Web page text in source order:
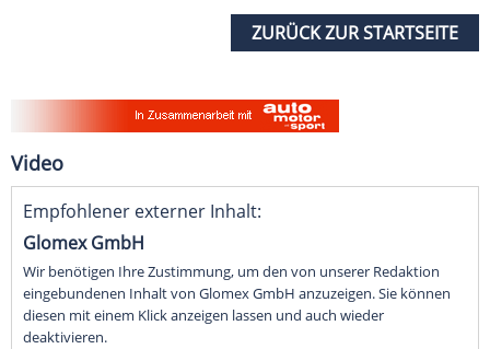
ZURÜCK ZUR STARTSEITE
Video
Empfohlener externer Inhalt:
Glomex GmbH
Wir benötigen Ihre Zustimmung, um den von unserer Redaktion
eingebundenen Inhalt von Glomex GmbH anzuzeigen. Sie können
diesen mit einem Klick anzeigen lassen und auch wieder
deaktivieren.